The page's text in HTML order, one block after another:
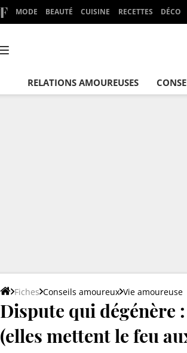
MODE BEAUTÉ CUISINE RECETTES DÉCO
RELATIONS AMOUREUSES
Fiches Conseils amoureux Vie amoureuse
Dispute qui dégénère
(elles mettent le feu